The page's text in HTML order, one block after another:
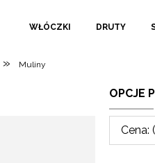
WŁÓCZKI DRUTY
» Muliny
OPCJE
Cena: